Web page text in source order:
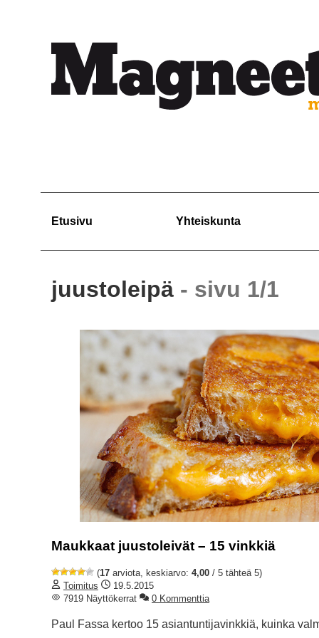
Etusivu Yhteiskunta
juustoleipä - sivu 1/1
Maukkaat juustoleivät – 15 vinkkiä
(17 arviota, keskiarvo: 4,00 / 5 tähteä 5)
Toimitus
19.5.2015
7919 Näyttökerrat
0 Kommenttia
Paul Fassa kertoo 15 asiantuntijavinkkiä, kuinka